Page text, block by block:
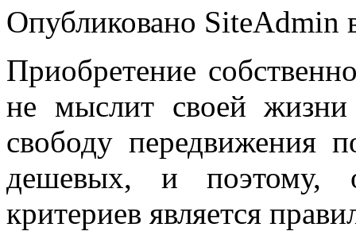
Опубликовано SiteAdmin
Приобретение
не мыслит своей
свободу передвижения
дешевых, и поэтому,
критериев является